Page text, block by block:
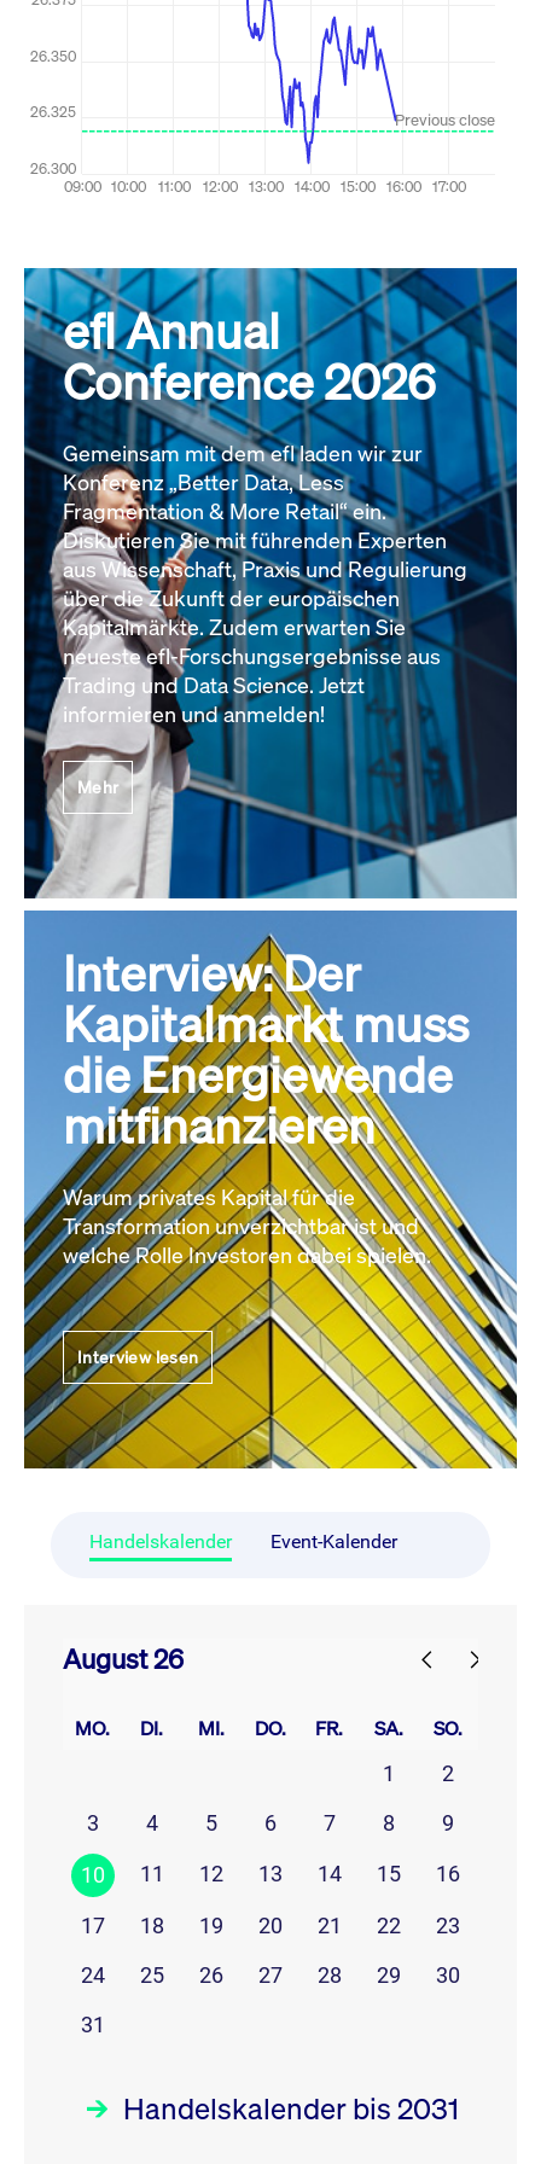
efl Annual
Conference 2026
Gemeinsam mit dem efl laden wir zur
Konferenz „Better Data, Less
Fragmentation & More Retail“ ein.
Diskutieren Sie mit führenden Experten
aus Wissenschaft, Praxis und Regulierung
über die Zukunft der europäischen
Kapitalmärkte. Zudem erwarten Sie
neueste efl-Forschungsergebnisse aus
Trading und Data Science. Jetzt
informieren und anmelden!
Mehr
Interview: Der
Kapitalmarkt muss
die Energiewende
mitfinanzieren
Warum privates Kapital für die
Transformation unverzichtbar ist und
welche Rolle Investoren dabei spielen.
Interview lesen
Handelskalender Event-Kalender
August 26
MO. DI. MI. DO. FR. SA. SO.
1
2
3
4 5 6 7 8 9
10 11 12 13 14 15 16
17 18 19 20 21 22
23
24
25 26 27 28 29
30
31
Handelskalender bis 2031